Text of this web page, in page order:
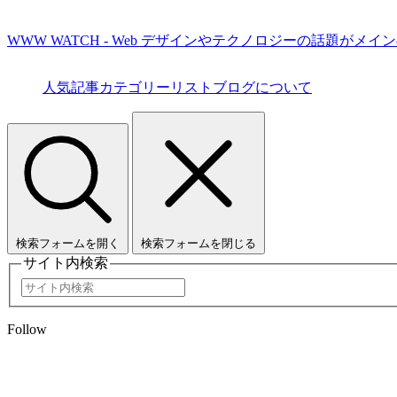
WWW WATCH - Web デザインやテクノロジーの話題がメイ
人気記事カテゴリーリスト ブログについて
検索フォームを開く 検索フォームを閉じる
サイト内検索
Follow